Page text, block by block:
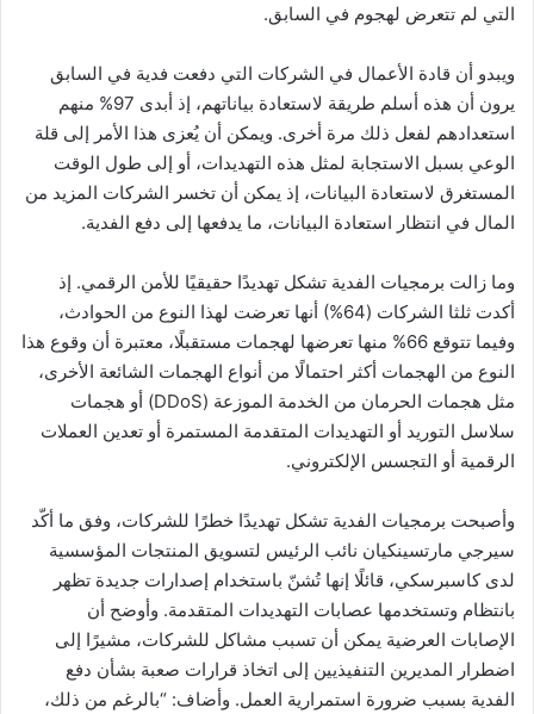
التي لم تتعرض لهجوم في السابق.
ويبدو أن قادة الأعمال في الشركات التي دفعت فدية في السابق
يرون أن هذه أسلم طريقة لاستعادة بياناتهم، إذ أبدى 97% منهم
استعدادهم لفعل ذلك مرة أخرى. ويمكن أن يُعزى هذا الأمر إلى قلة
الوعي بسبل الاستجابة لمثل هذه التهديدات، أو إلى طول الوقت
المستغرق لاستعادة البيانات، إذ يمكن أن تخسر الشركات المزيد من
المال في انتظار استعادة البيانات، ما يدفعها إلى دفع الفدية.
وما زالت برمجيات الفدية تشكل تهديدًا حقيقيًا للأمن الرقمي. إذ
أكدت ثلثا الشركات (64%) أنها تعرضت لهذا النوع من الحوادث،
وفيما تتوقع 66% منها تعرضها لهجمات مستقبلًا، معتبرة أن وقوع هذا
النوع من الهجمات أكثر احتمالًا من أنواع الهجمات الشائعة الأخرى،
مثل هجمات الحرمان من الخدمة الموزعة (DDoS) أو هجمات
سلاسل التوريد أو التهديدات المتقدمة المستمرة أو تعدين العملات
الرقمية أو التجسس الإلكتروني.
وأصبحت برمجيات الفدية تشكل تهديدًا خطرًا للشركات، وفق ما أكّد
سيرجي مارتسينكيان نائب الرئيس لتسويق المنتجات المؤسسية
لدى كاسبرسكي، قائلًا إنها تُشنّ باستخدام إصدارات جديدة تظهر
بانتظام وتستخدمها عصابات التهديدات المتقدمة. وأوضح أن
الإصابات العرضية يمكن أن تسبب مشاكل للشركات، مشيرًا إلى
اضطرار المديرين التنفيذيين إلى اتخاذ قرارات صعبة بشأن دفع
الفدية بسبب ضرورة استمرارية العمل. وأضاف: “بالرغم من ذلك،